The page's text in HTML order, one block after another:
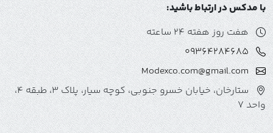
با مدکس در ارتباط باشید:
هفت روز هفته 24 ساعته
09364284685
Modexco.com@gmail.com
ستارخان، خیابان خسرو جنوبی، کوچه سیار، پلاک 3، طبقه 4،
واحد 7